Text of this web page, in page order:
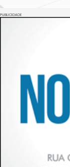
PUBLICIDADE